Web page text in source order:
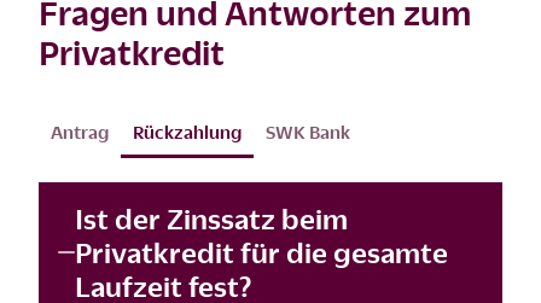
Fragen und Antworten zum
Privatkredit
Antrag Rückzahlung SWK Bank
Ist der Zinssatz beim
Privatkredit für die gesamte
Laufzeit fest?